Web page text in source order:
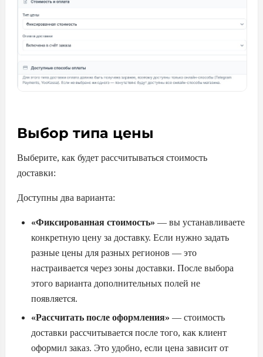
Выбор типа цены
Выберите, как будет рассчитываться стоимость
доставки:
Доступны два варианта:
«Фиксированная стоимость» — вы устанавливаете
конкретную цену за доставку. Если нужно задать
разные цены для разных регионов — это
настраивается через зоны доставки. После выбора
этого варианта дополнительных полей не
появляется.
«Рассчитать после оформления» — стоимость
доставки рассчитывается после того, как клиент
оформил заказ. Это удобно, если цена зависит от